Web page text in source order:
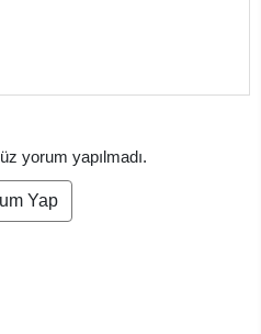
yorum yapılmadı.
Yap